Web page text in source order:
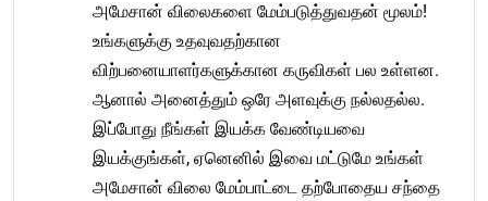
அமேசான் விலைகளை மேம்படுத்துவதன் மூலம்!
உங்களுக்கு உதவுவதற்கான
விற்பனையாளர்களுக்கான கருவிகள் பல உள்ளன.
ஆனால் அனைத்தும் ஒரே அளவுக்கு நல்லதல்ல.
இப்போது நீங்கள் இயக்க வேண்டியவை
இயக்குங்கள், ஏனெனில் இவை மட்டுமே உங்கள்
அமேசான் விலை மேம்பாட்டை தற்போதைய சந்தை